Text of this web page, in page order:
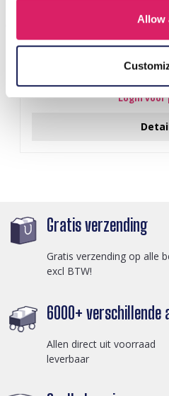
Allow
A-F10.1 E007-001 Earrings
Login voor
Gratis verzending
Gratis verzending op alle
excl BTW!
6000+ verschillende
Allen direct uit voorraad
leverbaar